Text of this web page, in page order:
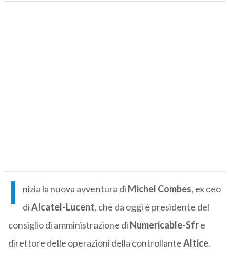
I nizia la nuova avventura di Michel Combes, ex ceo
diAlcatel-Lucent, che da oggi è presidente del
consiglio di amministrazione di Numericable-Sfre
direttore delle operazioni della controllanteAltice.